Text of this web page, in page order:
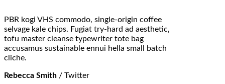
PBR kogi VHS commodo, single-origin coffee
selvage kale chips. Fugiat try-hard ad aesthetic,
tofu master cleanse typewriter tote bag
accusamus sustainable ennui hella small batch
cliche.
Rebecca Smith / Twitter